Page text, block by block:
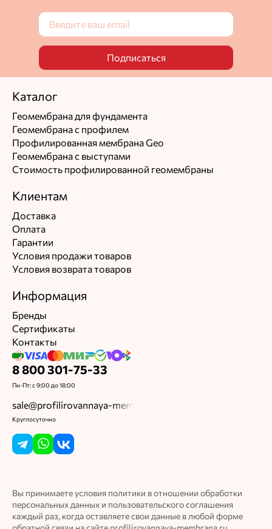
Подписаться
Каталог
Геомембрана для фундамента
Геомембрана с профилем
Профилированная мембрана Geo
Геомембрана с выступами
Стоимость профилированной геомембраны
Клиентам
Доставка
Оплата
Гарантии
Условия продажи товаров
Условия возврата товаров
Информация
Бренды
Сертификаты
Контакты
8 800 301-75-33
Пн-Пт: с 9:00 до 18:00
sale@profilirovannaya-membrana.ru
Круглосуточно
Вы принимаете условия политики в отношении обработки
персональных данных и пользовательского соглашения
каждый раз, когда оставляете свои данные в любой форме